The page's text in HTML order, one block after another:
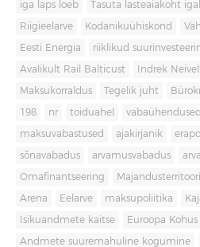
iga laps loeb Tasuta lasteaiakoht
Riigieelarve Kodanikuühiskond
Eesti Energia riiklikud
Avalikult Rail Balticust Indrek
Maksukorraldus Tegelik juht
198 nr toiduahel vabaühendused
maksuvabastused ajakirjanik
sõnavabadus arvamusvabadus
Omafinantseering
Arena Eelarve maksupoliitika
Isikuandmete kaitse Euroopa Kohus
Andmete suuremahuline kogumine